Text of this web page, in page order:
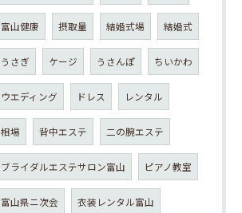
富山健康 摂取量 結婚式場 結婚式
うさぎ ケージ うさんぽ ちいかわ
ウエディング ドレス レンタル
相場 背中エステ 二の腕エステ
ブライダルエステサロン富山 ピアノ教室
富山県ニ次会 衣装レンタル富山